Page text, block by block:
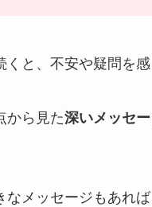
と、不安や疑問を
から見た深いメッセ
メッセージもあれ